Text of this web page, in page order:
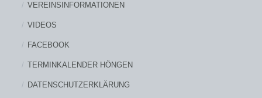
VEREINSINFORMATIONEN
VIDEOS
FACEBOOK
TERMINKALENDER HÖNGEN
DATENSCHUTZERKLÄRUNG